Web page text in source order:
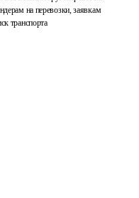
на перевозки, заявкам
транспорта